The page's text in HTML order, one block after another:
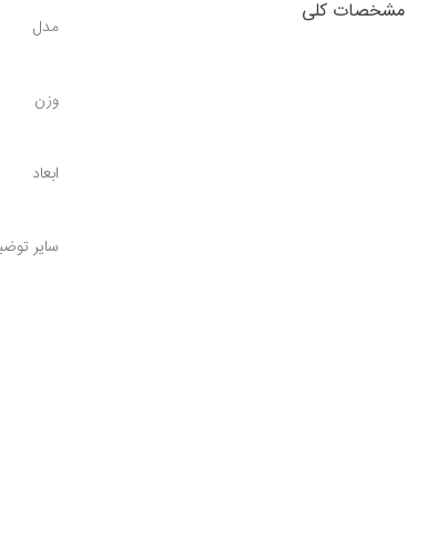
مشخصات کلی
مدل
وزن
ابعاد
سایر